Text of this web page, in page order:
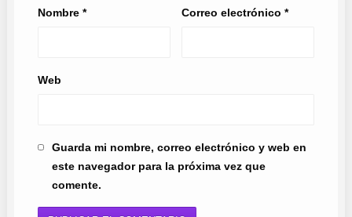
Nombre * Correo electrónico*
Web
Guarda mi nombre, correo electrónico y web en
este navegador para la próxima vez que
comente.